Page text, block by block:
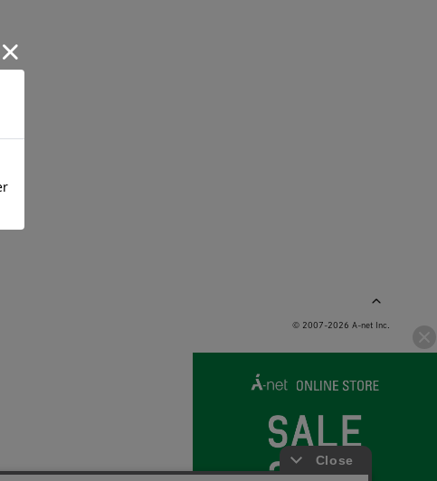
© 2007-2026 A-net Inc.